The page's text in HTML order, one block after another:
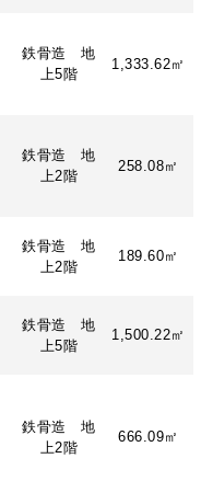
鉄骨造 地
上5階
1,333.62㎡
鉄骨造 地
上2階
258.08㎡
鉄骨造 地
上2階
189.60㎡
鉄骨造 地
上5階
1,500.22㎡
鉄骨造 地
上2階
666.09㎡